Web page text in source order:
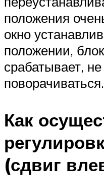
положения
окно
положении,
срабатывает,
поворачиваться.
Как
(сдвиг